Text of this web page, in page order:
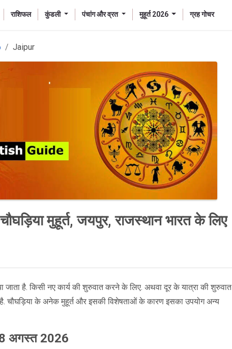
राशिफल कुंडली पंचांग और व्रत मुहूर्त 2026 ग्रह गोचर
Jaipur
मुहूर्त, जयपुर, राजस्थान भारत के लिए
जाता है. किसी नए कार्य की शुरुवात करने के लिए. अथवा दूर के यात्रा की शुरुवात
है. चौघड़िया के अनेक मुहूर्त और इसकी विशेषताओं के कारण इसका उपयोग अन्य
8 अगस्त 2026